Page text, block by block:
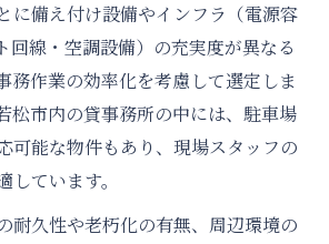
に備え付け設備やインフラ（電源容
回線・空調設備）の充実度が異なる
務作業の効率化を考慮して選定しま
松市内の貸事務所の中には、駐車場
可能な物件もあり、現場スタッフの
ています。
耐久性や老朽化の有無、周辺環境の